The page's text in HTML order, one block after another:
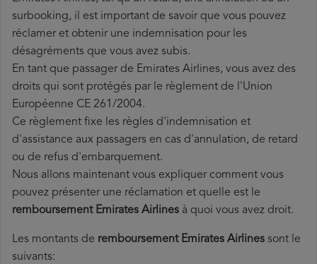
surbooking, il est important de savoir que vous pouvez
réclamer et obtenir une indemnisation pour les
désagréments que vous avez subis.
En tant que passager de Emirates Airlines, vous avez des
droits qui sont protégés par le règlement de l'Union
Européenne CE 261/2004.
Ce règlement fixe les règles d'indemnisation et
d'assistance aux passagers en cas d'annulation, de retard
ou de refus d'embarquement.
Nous allons maintenant vous expliquer comment vous
pouvez présenter une réclamation et quelle est le
remboursement Emirates Airlines à quoi vous avez droit.
Les montants de remboursement Emirates Airlines sont le
suivants: